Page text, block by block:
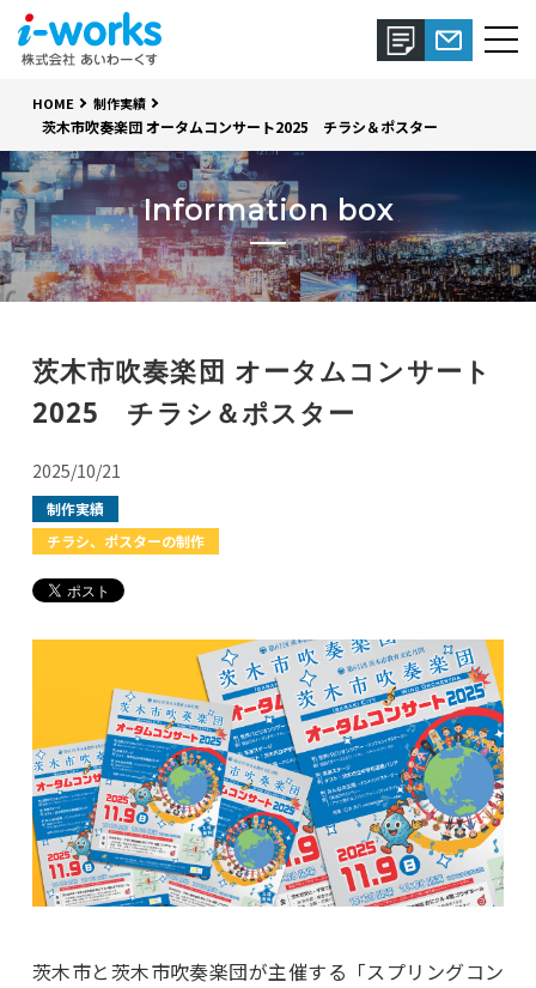
Information box
HOME 制作実績
茨木市吹奏楽団 オータムコンサート2025 チラシ＆ポスター
茨木市吹奏楽団 オータムコンサート
2025 チラシ＆ポスター
2025/10/21
制作実績
チラシ、ポスターの制作
茨木市と茨木市吹奏楽団が主催する「スプリングコン